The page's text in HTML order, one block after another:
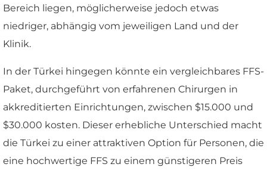
Bereich liegen, möglicherweise jedoch etwas
niedriger, abhängig vom jeweiligen Land und der
Klinik.
In der Türkei hingegen könnte ein vergleichbares FFS-
Paket, durchgeführt von erfahrenen Chirurgen in
akkreditierten Einrichtungen, zwischen $15.000 und
$30.000 kosten. Dieser erhebliche Unterschied macht
die Türkei zu einer attraktiven Option für Personen, die
eine hochwertige FFS zu einem günstigeren Preis